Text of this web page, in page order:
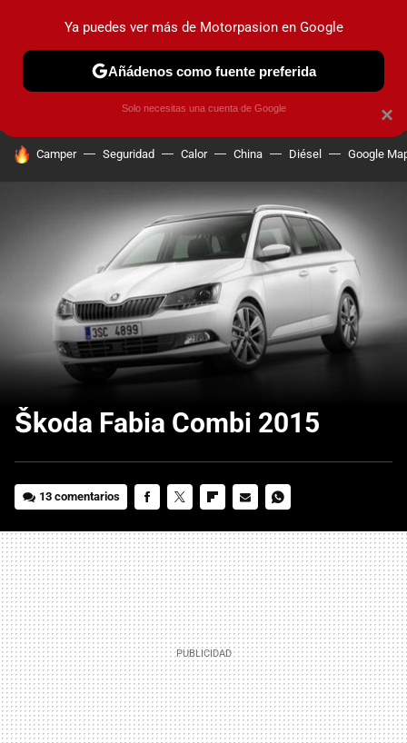
PRUEBAS COCHES ELÉCTRICOS OBSERVATORIO
HOY SE HABLA DE
Camper Seguridad Calor China Diésel Google
Škoda Fabia Combi 2015
13 comentarios
MAIL
×
Ya puedes ver más de Motorpasion en Google
Añádenos como fuente preferida
Solo necesitas una cuenta de Google